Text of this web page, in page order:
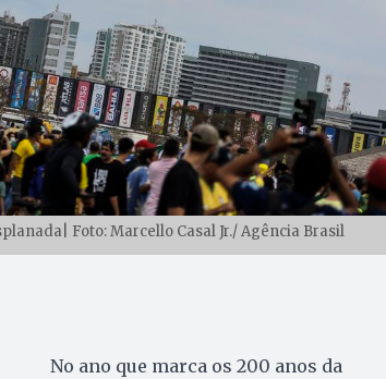
Foto: Marcello Casal Jr./ Agência Brasil
No ano que marca os 200 anos da